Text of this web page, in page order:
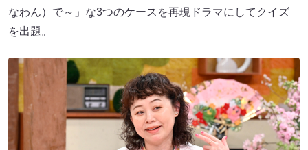
なわん）で～」な3つのケースを再現ドラマにしてクイズ
を出題。